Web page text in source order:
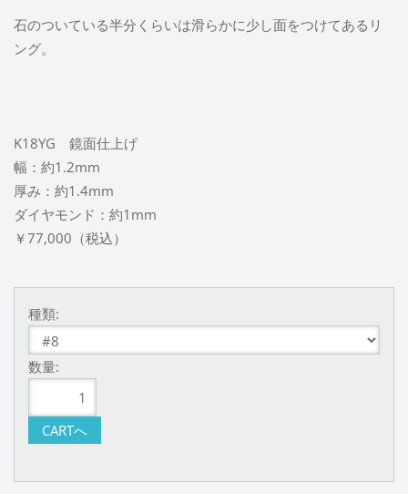
石のついている半分くらいは滑らかに少し面をつけてあるリ
ング。
K18YG 鏡面仕上げ
幅：約1.2mm
厚み：約1.4mm
ダイヤモンド：約1mm
￥77,000（税込）
種類:
数量: